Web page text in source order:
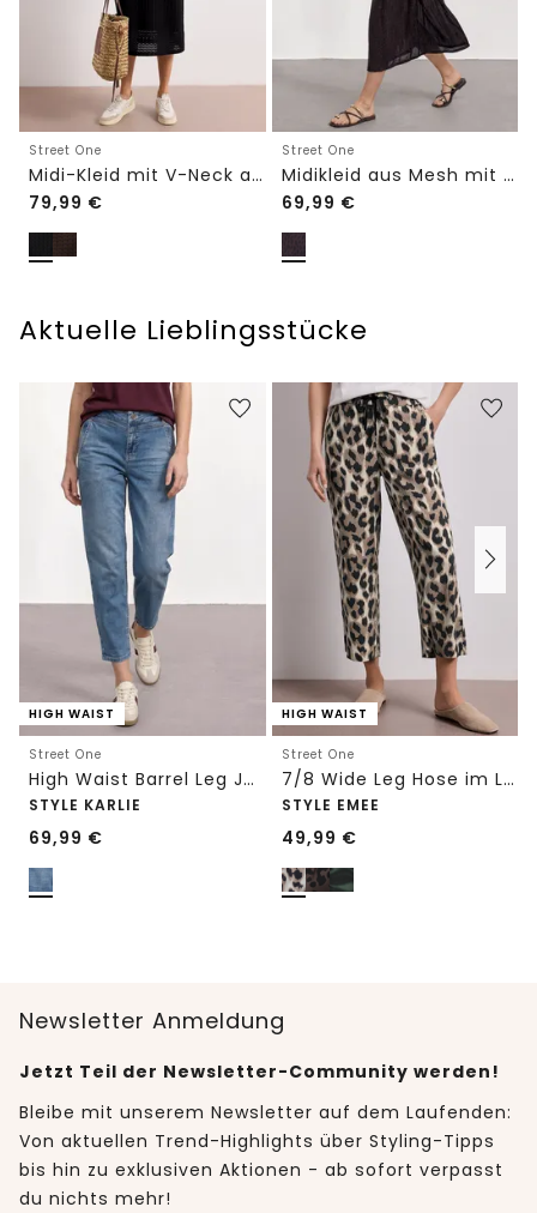
Street One
Midi-Kleid mit V-Neck aus Spitze
79,99 €
Street One
Midikleid aus Mesh mit Leo-Print
69,99 €
Aktuelle Lieblingsstücke
HIGH WAIST
Street One
High Waist Barrel Leg Jeans im Loose Fit
STYLE KARLIE
69,99 €
HIGH WAIST
Street One
7/8 Wide Leg Hose im Loose Fit mit Print
STYLE EMEE
49,99 €
Newsletter Anmeldung
Jetzt Teil der Newsletter-Community werden!
Bleibe mit unserem Newsletter auf dem Laufenden:
Von aktuellen Trend-Highlights über Styling-Tipps
bis hin zu exklusiven Aktionen - ab sofort verpasst
du nichts mehr!